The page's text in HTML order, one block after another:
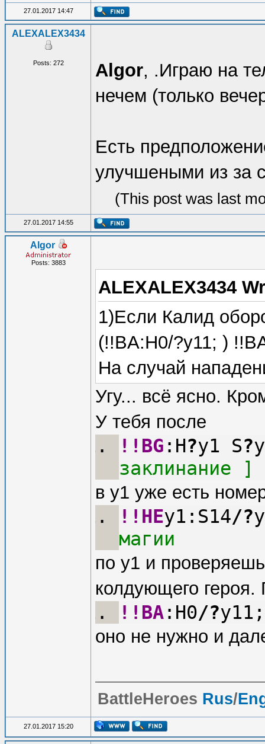
27.01.2017 14:47
ALEXALEX3434
Posts: 272 Algor, .Играю на
нечем (только
Есть
улучшеными из за
(This post was last
27.01.2017 14:55
Algor
Posts: 3883
ALEXALEX3434
1)Если Калид
(!!BA:H0/?y11; )
На случай
Угу... всё ясно.
У тебя после
!!BG :H?y1 S?
заклинание ]
в y1 уже есть
!!HEy1:S14/?
магии
по y1 и
колдующего героя.
!!BA:H0/?y11;
оно не нужно и
BattleHeroes Rus/
27.01.2017 15:20